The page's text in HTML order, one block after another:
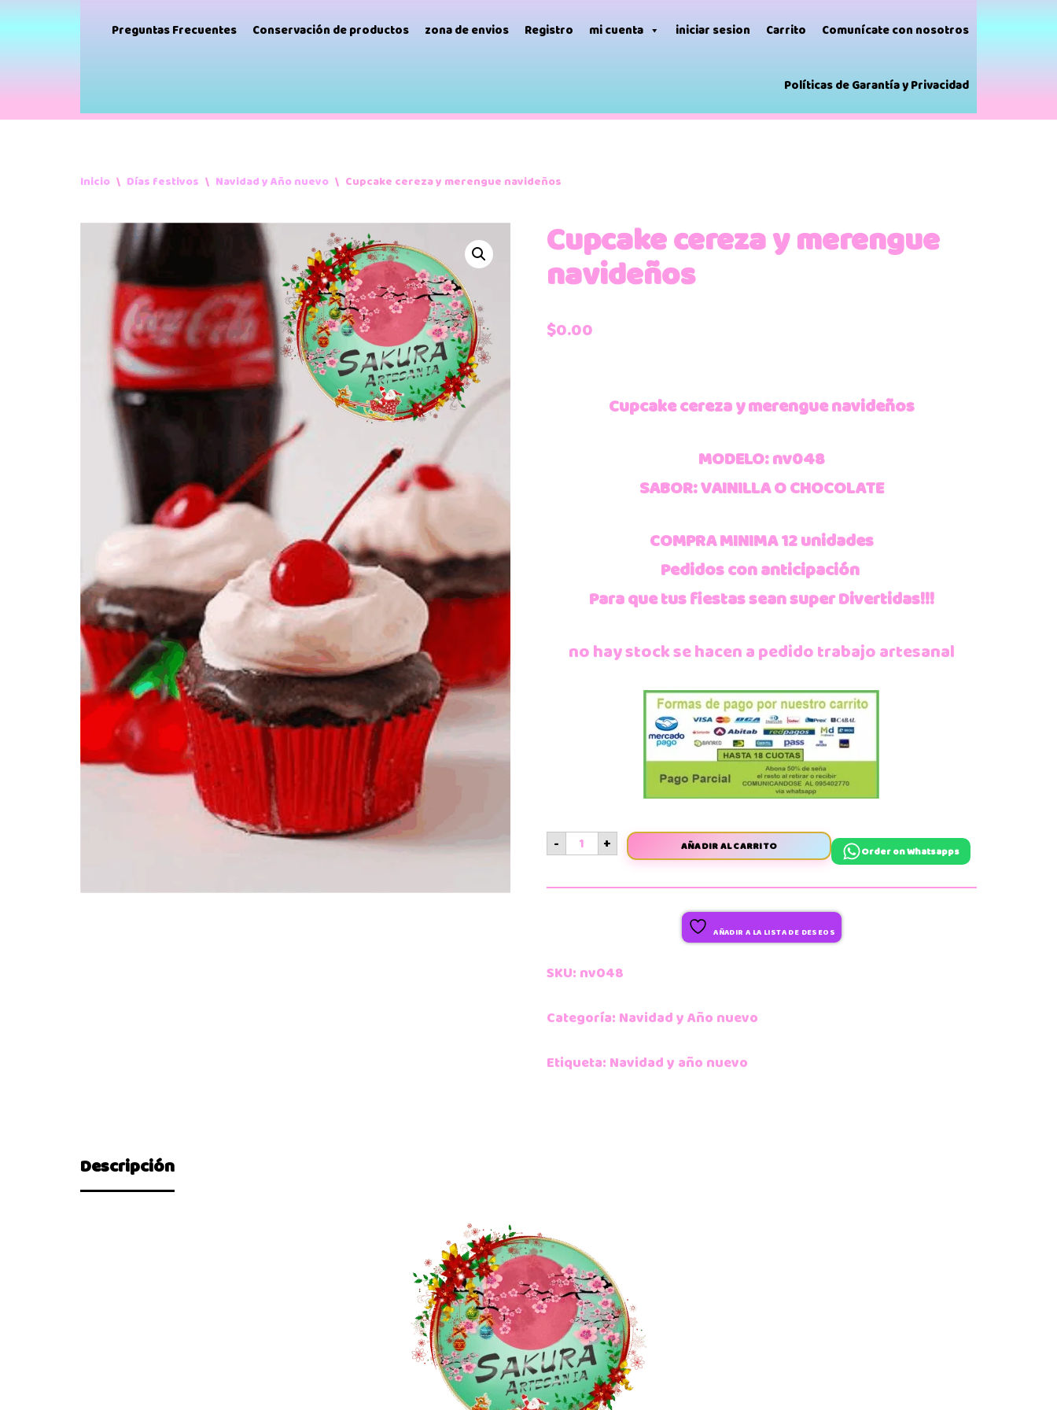
Preguntas Frecuentes Conservación de productos zona de envios Registro mi cuenta iniciar sesion Carrito Comunícate con nosotros
Políticas de Garantía y Privacidad
Inicio \ Días festivos \ Navidad y Año nuevo \ Cupcake cereza y merengue navideños
Cupcake cereza y merengue
navideños
$0.00
Cupcake cereza y merengue navideños
MODELO: nv048
SABOR: VAINILLA O CHOCOLATE
COMPRA MINIMA 12 unidades
Pedidos con anticipación
Para que tus fiestas sean super Divertidas!!!
no hay stock se hacen a pedido trabajo artesanal
- + AÑADIR AL CARRITO Order on Whatsapps
AÑADIR A LA LISTA DE DESEOS
SKU: nv048
Categoría: Navidad y Año nuevo
Etiqueta: Navidad y año nuevo
Descripción